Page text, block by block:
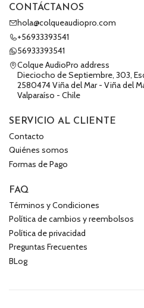
CONTÁCTANOS
hola@colqueaudiopro.com
+56933393541
56933393541
Colque AudioPro address
Dieciocho de Septiembre, 303,
2580474 Viña del Mar - Viña del
Valparaíso - Chile
SERVICIO AL CLIENTE
Contacto
Quiénes somos
Formas de Pago
FAQ
Términos y Condiciones
Política de cambios y reembolsos
Política de privacidad
Preguntas Frecuentes
BLog